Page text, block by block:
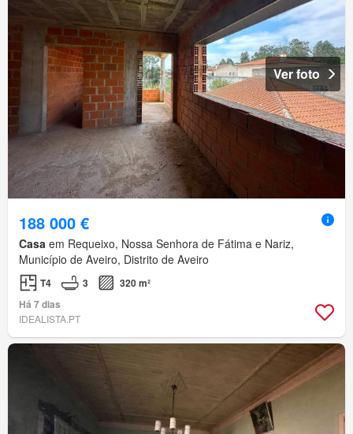
Ver foto
188 000 €
Casa em Requeixo, Nossa Senhora de Fátima e Nariz,
Município de Aveiro, Distrito de Aveiro
T4 3
320 m²
Há 7 dias
IDEALISTA.PT